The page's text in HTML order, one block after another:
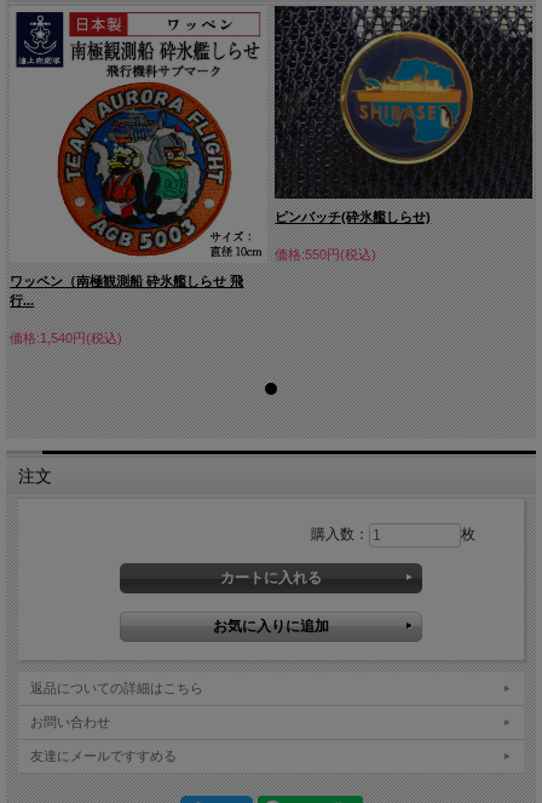
ワッペン（南極観測船 砕氷艦しらせ 飛
行...
価格:1,540円(税込)
ピンバッチ(砕氷艦しらせ)
価格:550円(税込)
注文
購入数： 枚
返品についての詳細はこちら
お問い合わせ
友達にメールですすめる